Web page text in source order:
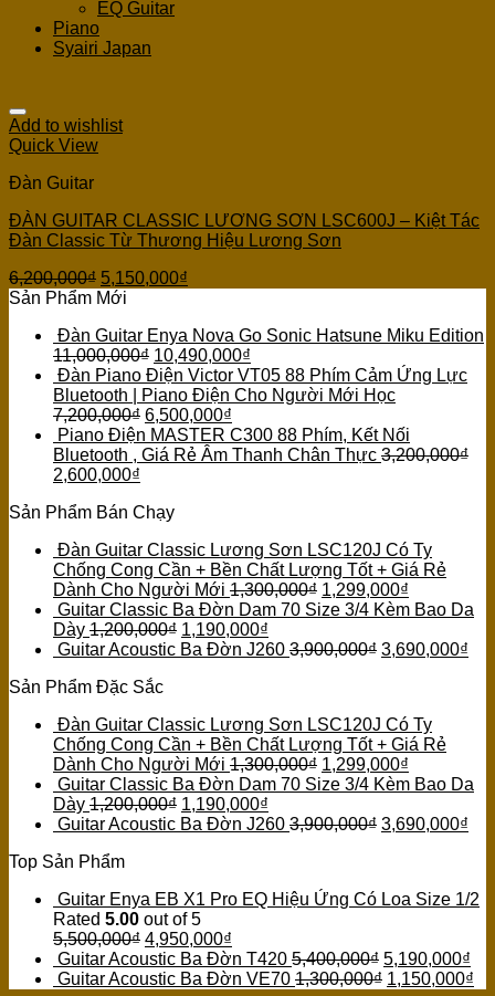
EQ Guitar
Piano
Syairi Japan
Add to wishlist
Quick View
Đàn Guitar
ĐÀN GUITAR CLASSIC LƯƠNG SƠN LSC600J – Kiệt Tác
Đàn Classic Từ Thương Hiệu Lương Sơn
6,200,000₫ 5,150,000₫
Sản Phẩm Mới
Đàn Guitar Enya Nova Go Sonic Hatsune Miku Edition
11,000,000₫ 10,490,000₫
Đàn Piano Điện Victor VT05 88 Phím Cảm Ứng Lực
Bluetooth | Piano Điện Cho Người Mới Học
7,200,000₫ 6,500,000₫
Piano Điện MASTER C300 88 Phím, Kết Nối
Bluetooth , Giá Rẻ Âm Thanh Chân Thực 3,200,000₫
2,600,000₫
Sản Phẩm Bán Chạy
Đàn Guitar Classic Lương Sơn LSC120J Có Ty
Chống Cong Cần + Bền Chất Lượng Tốt + Giá Rẻ
Dành Cho Người Mới 1,300,000₫ 1,299,000₫
Guitar Classic Ba Đờn Dam 70 Size 3/4 Kèm Bao Da
Dày 1,200,000₫ 1,190,000₫
Guitar Acoustic Ba Đờn J260 3,900,000₫ 3,690,000₫
Sản Phẩm Đặc Sắc
Đàn Guitar Classic Lương Sơn LSC120J Có Ty
Chống Cong Cần + Bền Chất Lượng Tốt + Giá Rẻ
Dành Cho Người Mới 1,300,000₫ 1,299,000₫
Guitar Classic Ba Đờn Dam 70 Size 3/4 Kèm Bao Da
Dày 1,200,000₫ 1,190,000₫
Guitar Acoustic Ba Đờn J260 3,900,000₫ 3,690,000₫
Top Sản Phẩm
Guitar Enya EB X1 Pro EQ Hiệu Ứng Có Loa Size 1/2
Rated 5.00 out of 5
5,500,000₫ 4,950,000₫
Guitar Acoustic Ba Đờn T420 5,400,000₫ 5,190,000₫
Guitar Acoustic Ba Đờn VE70 1,300,000₫ 1,150,000₫